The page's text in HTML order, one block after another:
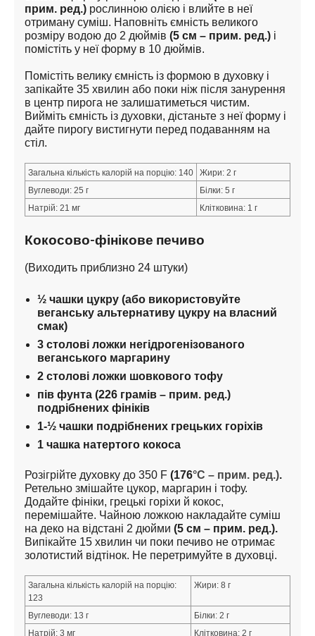
прим. ред.) рослинною олією і влийте в неї
отриману суміш. Наповніть ємність великого
розміру водою до 2 дюймів (5 см – прим. ред.) і
помістіть у неї форму в 10 дюймів.
Помістіть велику ємність із формою в духовку і
запікайте 35 хвилин або поки ніж після занурення
в центр пирога не залишатиметься чистим.
Вийміть ємність із духовки, дістаньте з неї форму і
дайте пирогу вистигнути перед подаванням на
стіл.
Загальна кількість калорій на порцію: 140
Жири: 2 г
Вуглеводи: 25 г
Білки: 5 г
Натрій: 21 мг
Клітковина: 1 г
Кокосово-фінікове печиво
(Виходить приблизно 24 штуки)
½ чашки цукру (або використовуйте
веганську альтернативу цукру на власний
смак)
3 столові ложки негідрогенізованого
веганського маргарину
2 столові ложки шовкового тофу
пів фунта (226 грамів – прим. ред.)
подрібнених фініків
1-½ чашки подрібнених грецьких горіхів
1 чашка натертого кокоса
Розігрійте духовку до 350 F (176°C – прим. ред.).
Ретельно змішайте цукор, маргарин і тофу.
Додайте фініки, грецькі горіхи й кокос,
перемішайте. Чайною ложкою накладайте суміш
на деко на відстані 2 дюйми (5 см – прим. ред.).
Випікайте 15 хвилин чи поки печиво не отримає
золотистий відтінок. Не перетримуйте в духовці.
Загальна кількість калорій на порцію:
123
Жири: 8 г
Вуглеводи: 13 г
Білки: 2 г
Натрій: 3 мг
Клітковина: 2 г
Copyright © Веганство та здоров'я